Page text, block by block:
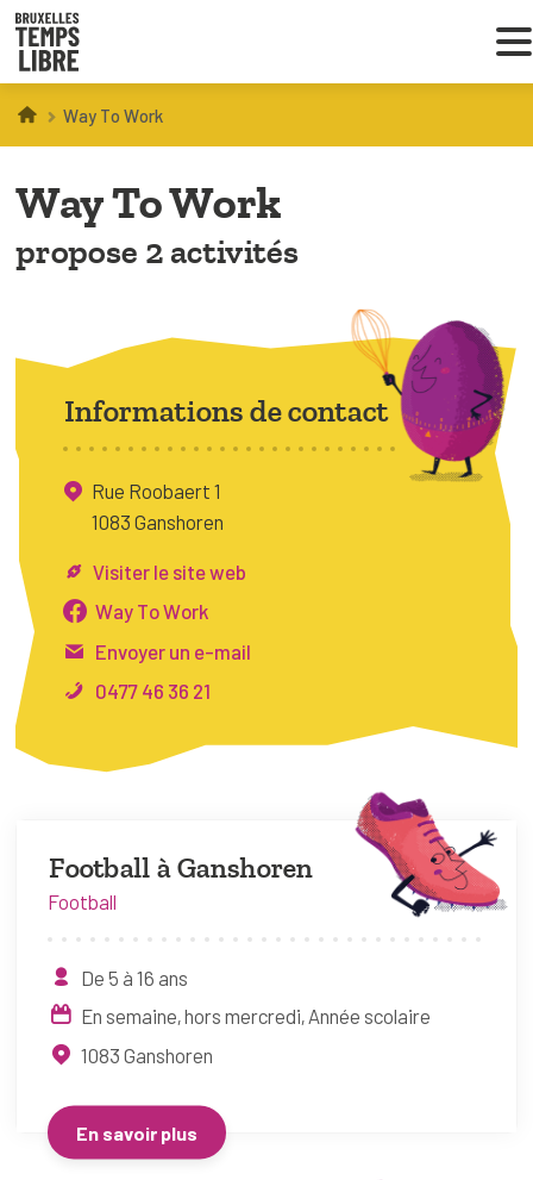
Infos parents
Droit au loisir
Coordinations ATL
VOUS CHERCHEZ DES ACTIVITÉS
À BRUXELLES
Trouver une activité
Espace pro
Way To Work
Way To Work
propose 2 activités
Football à Ganshoren
Football
De 5 à 16 ans
En semaine, hors mercredi Année scolaire
1083 Ganshoren
En savoir plus
Informations de contact
Rue Roobaert 1
1083 Ganshoren
Visiter le site web
Way To Work
Envoyer un e-mail
0477 46 36 21